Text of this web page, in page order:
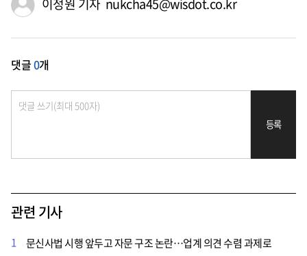
댓글0개
등록
관련 기사
1
문신사법 시행 앞두고 자문 구조 논란…업계 의견 수렴 과제로